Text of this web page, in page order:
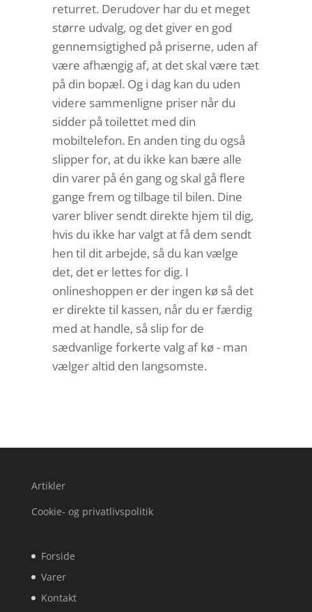
returret. Derudover har du et meget
større udvalg, og det giver en god
gennemsigtighed på priserne, uden af
være afhængig af, at det skal være tæt
på din bopæl. Og i dag kan du uden
videre sammenligne priser når du
sidder på toilettet med din
mobiltelefon. En anden ting du også
slipper for, at du ikke kan bære alle
din varer på én gang og skal gå flere
gange frem og tilbage til bilen. Dine
varer bliver sendt direkte hjem til dig,
hvis du ikke har valgt at få dem sendt
hen til dit arbejde, så du kan vælge
det, det er lettes for dig. I
onlineshoppen er der ingen kø så det
er direkte til kassen, når du er færdig
med at handle, så slip for de
sædvanlige forkerte valg af kø - man
vælger altid den langsomste.
Artikler
Cookie- og privatlivspolitik
Forside
Varer
Kontakt